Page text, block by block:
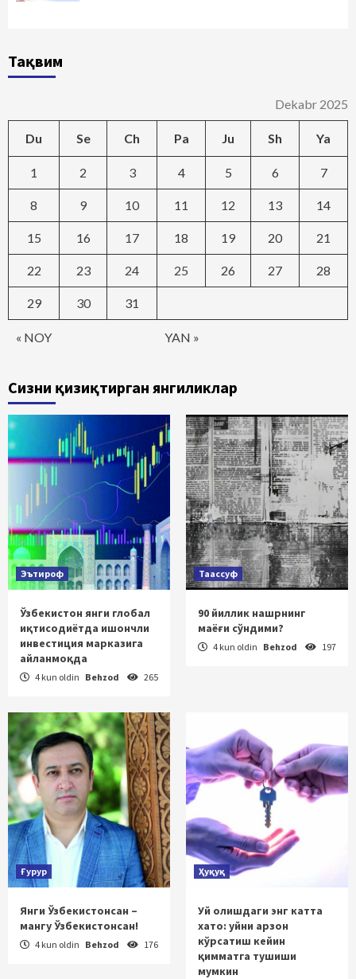
Тақвим
Dekabr 2025
Du Se Ch Pa Ju Sh Ya
« NOY YAN »
1 2 3 4 5 6 7
8 9 10 11 12 13 14
15 16 17 18 19 20 21
22 23 24 25 26 27 28
29 30 31
Сизни қизиқтирган янгиликлар
Эътироф
Ўзбекистон янги глобал
иқтисодиётда ишончли
инвестиция марказига
айланмоқда
4 kun oldin Behzod 265
Таассуф
90 йиллик нашрнинг
маёғи сўндими?
4 kun oldin Behzod 197
Ғурур
Янги Ўзбекистонсан –
мангу Ўзбекистонсан!
4 kun oldin Behzod 176
Ҳуқуқ
Уй олишдаги энг катта
хато: уйни арзон
кўрсатиш кейин
қимматга тушиши
мумкин